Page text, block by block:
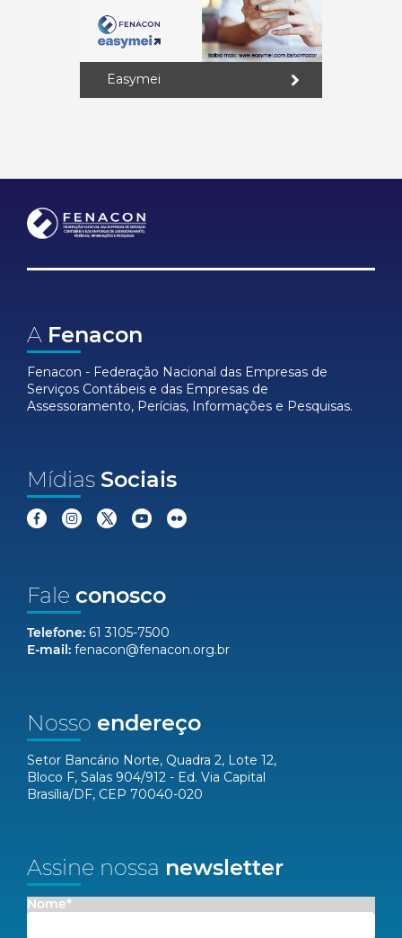
Easymei
A Fenacon
Fenacon - Federação Nacional das Empresas de
Serviços Contábeis e das Empresas de
Assessoramento, Perícias, Informações e Pesquisas.
Mídias Sociais
Fale conosco
Telefone: 61 3105-7500
E-mail: fenacon@fenacon.org.br
Nosso endereço
Setor Bancário Norte, Quadra 2, Lote 12,
Bloco F, Salas 904/912 - Ed. Via Capital
Brasília/DF, CEP 70040-020
Assine nossa newsletter
Nome*